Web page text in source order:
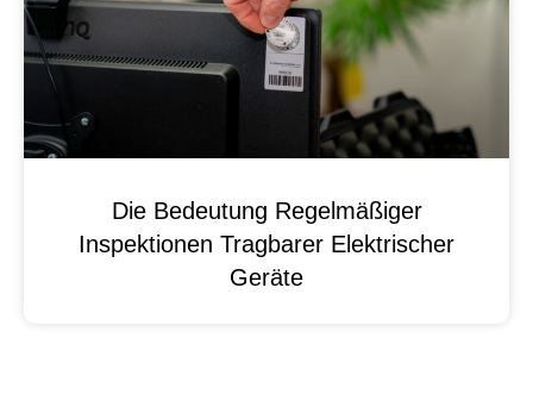
Die Bedeutung Regelmäßiger
Inspektionen Tragbarer Elektrischer
Geräte